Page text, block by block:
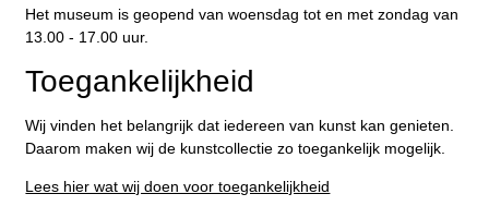
Het museum is geopend van woensdag tot en met zondag van
13.00 - 17.00 uur.
Toegankelijkheid
Wij vinden het belangrijk dat iedereen van kunst kan genieten.
Daarom maken wij de kunstcollectie zo toegankelijk mogelijk.
Lees hier wat wij doen voor toegankelijkheid